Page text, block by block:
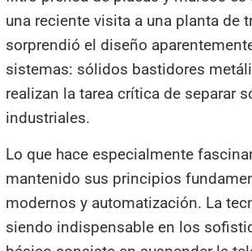
una reciente visita a una planta de
sorprendió el diseño
sistemas: sólidos bastidores
realizan la tarea crítica de separar
industriales.
Lo que hace especialmente
mantenido sus principios
modernos y automatización. La
siendo indispensable en los